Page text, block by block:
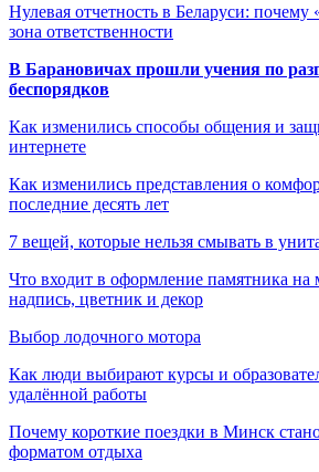
Нулевая отчетность в Беларуси:
зона ответственности
В Барановичах прошли учения по
беспорядков
Как изменились способы общения и
интернете
Как изменились представления о
последние десять лет
7 вещей, которые нельзя смывать в
Что входит в оформление памятника на
надпись, цветник и декор
Выбор лодочного мотора
Как люди выбирают курсы и
удалённой работы
Почему короткие поездки в Минск
форматом отдыха